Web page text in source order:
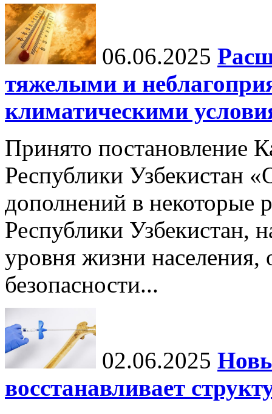
06.06.2025
тяжелыми и
климатическими
Принято постановление
Республики Узбекистан
дополнений в некоторые
Республики Узбекистан,
уровня жизни населения,
безопасности...
02.06.2025
восстанавливает